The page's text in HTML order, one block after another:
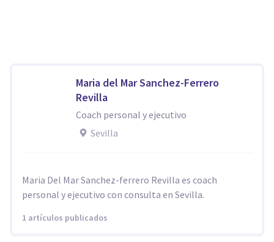
Maria del Mar Sanchez-Ferrero
Revilla
Coach personal y ejecutivo
Sevilla
Maria Del Mar Sanchez-ferrero Revilla es coach
personal y ejecutivo con consulta en Sevilla.
1 artículos publicados